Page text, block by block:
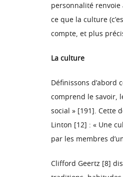
personnalité renvoie
ce que la culture
compte, et plus
La culture
Définissons
comprend le savoir,
social » [191]. Cette
Linton [12] : « Une
par les membres
Clifford Geertz [8]